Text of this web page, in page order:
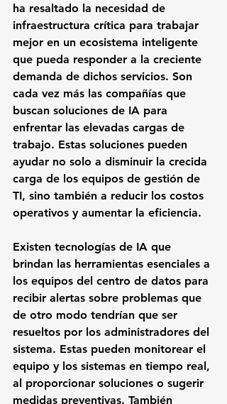
ha resaltado la necesidad de
infraestructura crítica para trabajar
mejor en un ecosistema inteligente
que pueda responder a la creciente
demanda de dichos servicios. Son
cada vez más las compañías que
buscan soluciones de IA para
enfrentar las elevadas cargas de
trabajo. Estas soluciones pueden
ayudar no solo a disminuir la crecida
carga de los equipos de gestión de
TI, sino también a reducir los costos
operativos y aumentar la eficiencia.
Existen tecnologías de IA que
brindan las herramientas esenciales a
los equipos del centro de datos para
recibir alertas sobre problemas que
de otro modo tendrían que ser
resueltos por los administradores del
sistema. Estas pueden monitorear el
equipo y los sistemas en tiempo real,
al proporcionar soluciones o sugerir
medidas preventivas. También